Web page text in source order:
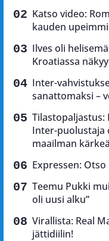
Katso video:
kauden
Ilves oli
Kroatiassa
Inter-
sanattomaksi –
Inter-puolustaja
maailman kärkeä
Expressen:
Teemu Pukki
oli uusi alku”
Virallista: Real
jättidiilin!